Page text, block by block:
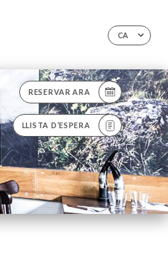
CA
RESERVAR ARA
LLISTA D’ESPERA